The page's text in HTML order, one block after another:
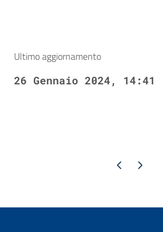
Ultimo aggiornamento
26 Gennaio 2024, 14:41
Pagina precedente
Pagina successiva